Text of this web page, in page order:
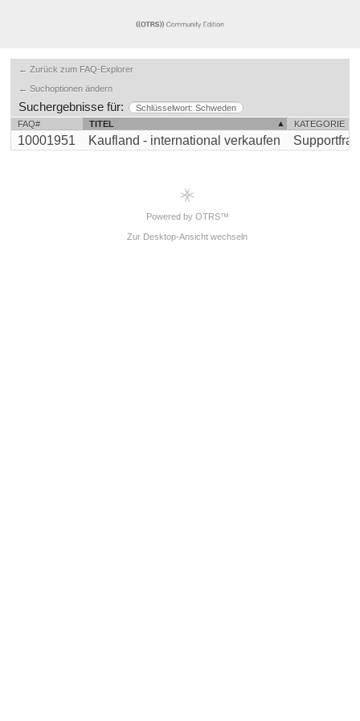
← Zurück zum FAQ-Explorer
← Suchoptionen ändern
Suchergebnisse für:
Schlüsselwort: Schweden
FAQ#
TITEL KATEGORIE
10001951 Kaufland - international verkaufen
Powered by OTRS™
Zur Desktop-Ansicht wechseln